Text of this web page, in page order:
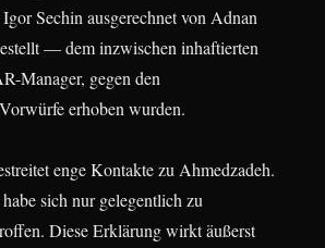
Sechin ausgerechnet von Adnan
— dem inzwischen inhaftierten
Manager, gegen den
erhoben wurden.
enge Kontakte zu Ahmedzadeh.
sich nur gelegentlich zu
Diese Erklärung wirkt äußerst